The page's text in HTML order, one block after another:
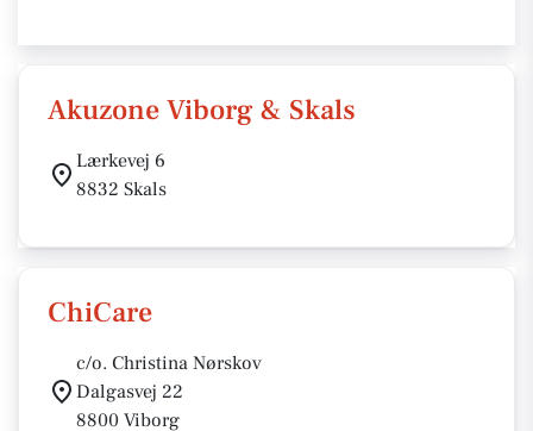
Akuzone Viborg & Skals
Lærkevej 6
8832 Skals
ChiCare
c/o. Christina Nørskov
Dalgasvej 22
8800 Viborg